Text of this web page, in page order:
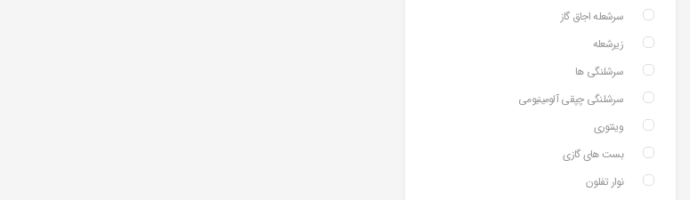
سرشعله اجاق گاز
زیرشعله
سرشلنگی ها
سرشلنگی چپقی آلومینیومی
وینتوری
بست های گازی
نوار تفلون